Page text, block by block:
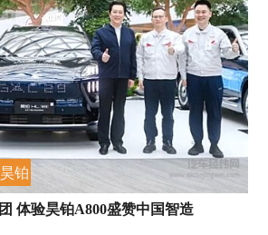
铂
体验昊铂A800盛赞中国智造